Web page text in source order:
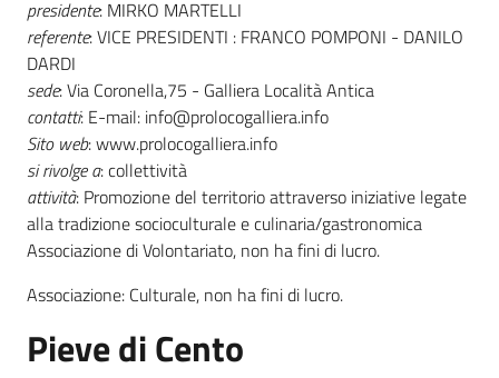
presidente: MIRKO MARTELLI
referente: VICE PRESIDENTI : FRANCO POMPONI - DANILO
DARDI
sede: Via Coronella,75 - Galliera Località Antica
contatti: E-mail: info@prolocogalliera.info
Sito web: www.prolocogalliera.info
si rivolge a: collettività
attività: Promozione del territorio attraverso iniziative legate
alla tradizione socioculturale e culinaria/gastronomica
Associazione di Volontariato, non ha fini di lucro.
Associazione: Culturale, non ha fini di lucro.
Pieve di Cento